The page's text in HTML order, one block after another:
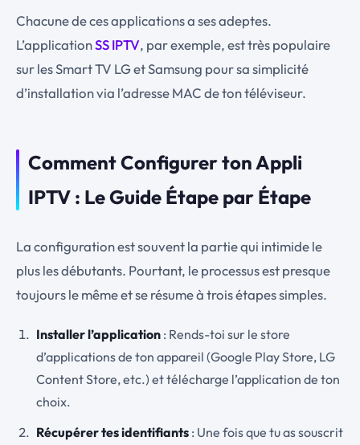
Chacune de ces applications a ses adeptes.
L’applicationSS IPTV, par exemple, est très populaire
sur les Smart TV LG et Samsung pour sa simplicité
d’installation via l’adresse MAC de ton téléviseur.
Comment Configurer ton Appli
IPTV : Le Guide Étape par Étape
La configuration est souvent la partie qui intimide le
plus les débutants. Pourtant, le processus est presque
toujours le même et se résume à trois étapes simples.
Installer l’application : Rends-toi sur le store
d’applications de ton appareil (Google Play Store, LG
Content Store, etc.) et télécharge l’application de ton
choix.
Récupérer tes identifiants : Une fois que tu as souscrit